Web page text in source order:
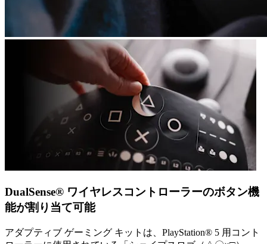
DualSense® ワイヤレスコントローラーのボタン機
能が割り当て可能
アダプティブ ゲーミング キットは、PlayStation® 5 用コント